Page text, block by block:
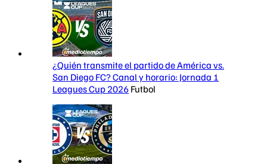
¿Quién transmite el partido de América vs.
San Diego FC? Canal y horario: Jornada 1
Leagues Cup 2026 Futbol